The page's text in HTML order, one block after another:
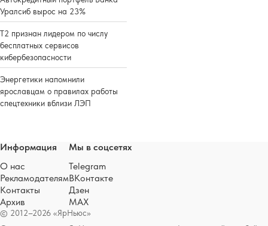
Уралсиб вырос на 23%
Т2 признан лидером по числу
бесплатных сервисов
кибербезопасности
Энергетики напомнили
ярославцам о правилах работы
спецтехники вблизи ЛЭП
© 2012–2026 «ЯрНьюс»
Информация
О нас
Рекламодателям
Контакты
Архив
Мы в соцсетях
Telegram
ВКонтакте
Дзен
MAX